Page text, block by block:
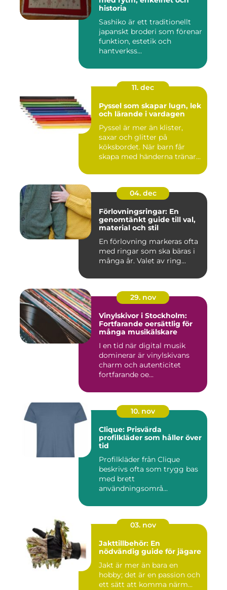
historia
Sashiko är ett traditionellt
japanskt broderi som förenar
funktion, estetik och
hantverkss...
11. dec
Pyssel som skapar lugn, lek
och lärande i vardagen
Pyssel är mer än klister,
saxar och glitter på
köksbordet. När barn får
skapa med händerna tränar
04. dec
Förlovningsringar: En
genomtänkt guide till val,
material och stil
En förlovning markeras ofta
med ringar som ska bäras i
många år. Valet av ring...
29. nov
Vinylskivor i Stockholm:
Fortfarande oersättlig för
många musikälskare
I en tid när digital musik
dominerar är vinylskivans
charm och autenticitet
fortfarande oe...
10. nov
Clique: Prisvärda
profilkläder som håller över
tid
Profilkläder från Clique
beskrivs ofta som trygg bas
med brett
användningsområ...
03. nov
Jakttillbehör: En
nödvändig guide för jägare
Jakt är mer än bara en
hobby; det är en passion och
ett sätt att komma närm...